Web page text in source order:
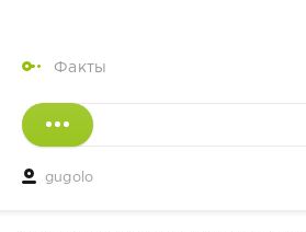
Факты
gugolo